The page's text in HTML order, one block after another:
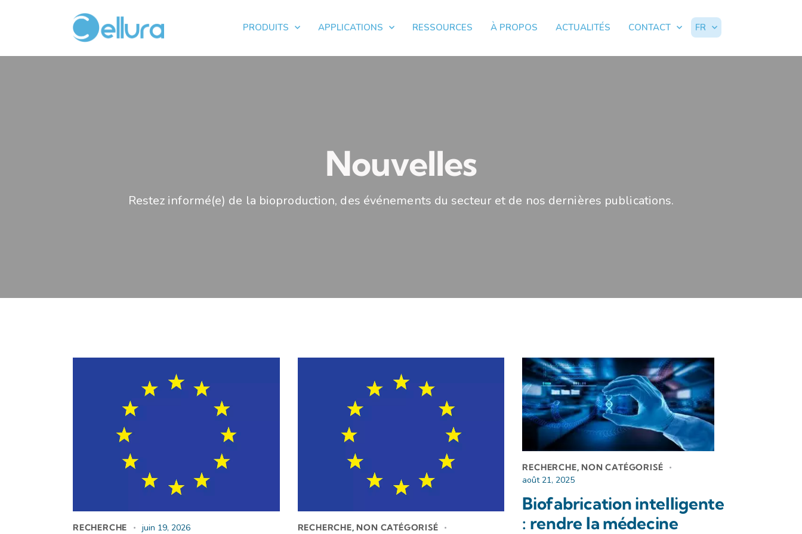
PRODUITS APPLICATIONS RESSOURCES À PROPOS ACTUALITÉS CONTACT FR
Nouvelles
Restez informé(e) de la bioproduction, des événements du secteur et de nos dernières publications.
RECHERCHE juin 19, 2026 RECHERCHE, NON CATÉGORISÉ
RECHERCHE,NON CATÉGORISÉ
août 21, 2025
Biofabrication intelligente
: rendre la médecine